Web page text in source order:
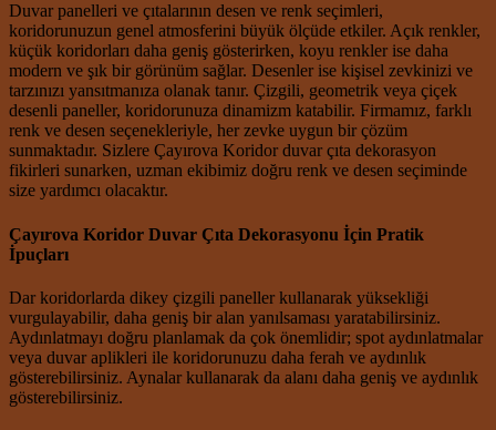
Duvar panelleri ve çıtalarının desen ve renk seçimleri,
koridorunuzun genel atmosferini büyük ölçüde etkiler. Açık renkler,
küçük koridorları daha geniş gösterirken, koyu renkler ise daha
modern ve şık bir görünüm sağlar. Desenler ise kişisel zevkinizi ve
tarzınızı yansıtmanıza olanak tanır. Çizgili, geometrik veya çiçek
desenli paneller, koridorunuza dinamizm katabilir. Firmamız, farklı
renk ve desen seçenekleriyle, her zevke uygun bir çözüm
sunmaktadır. Sizlere Çayırova Koridor duvar çıta dekorasyon
fikirleri sunarken, uzman ekibimiz doğru renk ve desen seçiminde
size yardımcı olacaktır.
Çayırova Koridor Duvar Çıta Dekorasyonu İçin Pratik
İpuçları
Dar koridorlarda dikey çizgili paneller kullanarak yüksekliği
vurgulayabilir, daha geniş bir alan yanılsaması yaratabilirsiniz.
Aydınlatmayı doğru planlamak da çok önemlidir; spot aydınlatmalar
veya duvar aplikleri ile koridorunuzu daha ferah ve aydınlık
gösterebilirsiniz. Aynalar kullanarak da alanı daha geniş ve aydınlık
gösterebilirsiniz.